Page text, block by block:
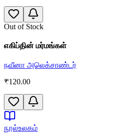
Out of Stock
எகிப்தின் மர்மங்கள்
நவீனா அலெக்சாண்டர்
₹120.00
நூல்உலகம்